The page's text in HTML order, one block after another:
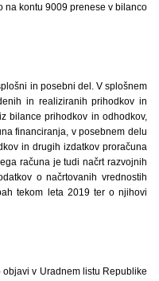
na kontu 9009 prenese v bilanco
in posebni del. V splošnem
in realiziranih prihodkov in
bilance prihodkov in odhodkov,
financiranja, v posebnem delu
in drugih izdatkov proračuna
računa je tudi načrt razvojnih
o načrtovanih vrednostih
tekom leta 2019 ter o njihovi
v Uradnem listu Republike